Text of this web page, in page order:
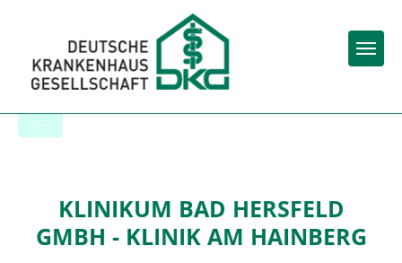
KLINIKUM BAD HERSFELD
GMBH - KLINIK AM HAINBERG